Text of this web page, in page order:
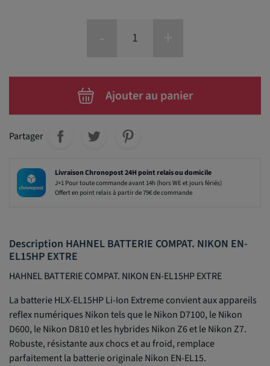
Ajouter au panier
Partager
Livraison Chronopost 24H point relais ou domicile
J+1 Pour toute commande avant 14h (hors WE et jours fériés)
Offert en point relais à partir de 79€ de commande
Description HAHNEL BATTERIE COMPAT. NIKON EN-
EL15HP EXTRE
HAHNEL BATTERIE COMPAT. NIKON EN-EL15HP EXTRE
La batterie HLX-EL15HP Li-Ion Extreme convient aux appareils
reflex numériques Nikon tels que le Nikon D7100, le Nikon
D600, le Nikon D810 et les hybrides Nikon Z6 et le Nikon Z7.
Robuste, résistante aux chocs et au froid, remplace
parfaitement la batterie originale Nikon EN-EL15.